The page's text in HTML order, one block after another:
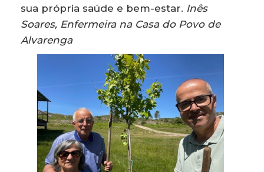
sua própria saúde e bem-estar. Inês
Soares, Enfermeira na Casa do Povo de
Alvarenga